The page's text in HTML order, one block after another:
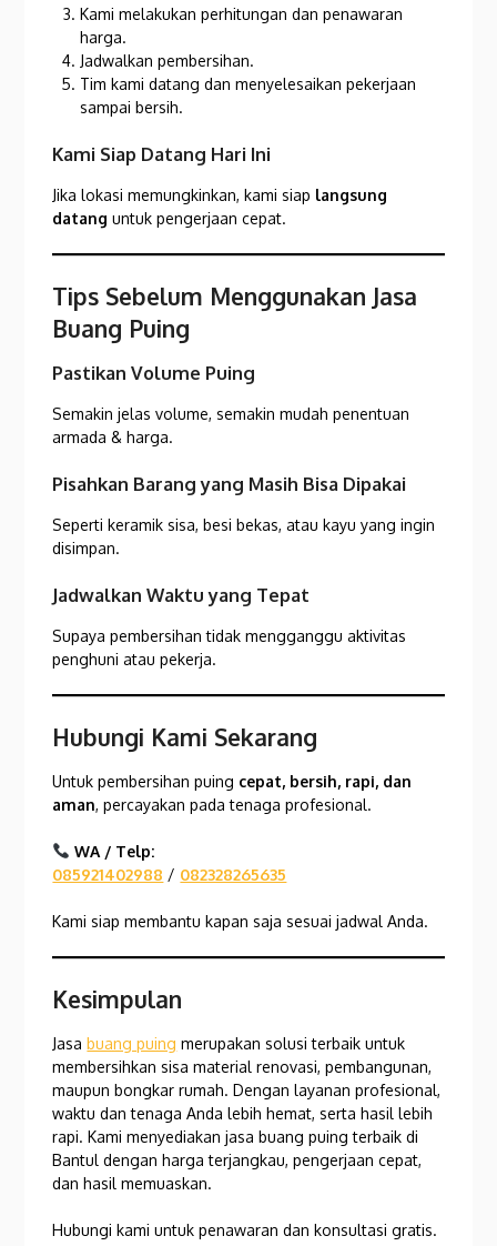
Kami melakukan perhitungan dan penawaran
harga.
Jadwalkan pembersihan.
Tim kami datang dan menyelesaikan pekerjaan
sampai bersih.
Kami Siap Datang Hari Ini
Jika lokasi memungkinkan, kami siap langsung
datang untuk pengerjaan cepat.
Tips Sebelum Menggunakan Jasa
Buang Puing
Pastikan Volume Puing
Semakin jelas volume, semakin mudah penentuan
armada & harga.
Pisahkan Barang yang Masih Bisa Dipakai
Seperti keramik sisa, besi bekas, atau kayu yang ingin
disimpan.
Jadwalkan Waktu yang Tepat
Supaya pembersihan tidak mengganggu aktivitas
penghuni atau pekerja.
Hubungi Kami Sekarang
Untuk pembersihan puing cepat, bersih, rapi, dan
aman, percayakan pada tenaga profesional.
WA / Telp:
085921402988 / 082328265635
Kami siap membantu kapan saja sesuai jadwal Anda.
Kesimpulan
Jasabuang puing merupakan solusi terbaik untuk
membersihkan sisa material renovasi, pembangunan,
maupun bongkar rumah. Dengan layanan profesional,
waktu dan tenaga Anda lebih hemat, serta hasil lebih
rapi. Kami menyediakan jasa buang puing terbaik di
Bantul dengan harga terjangkau, pengerjaan cepat,
dan hasil memuaskan.
Hubungi kami untuk penawaran dan konsultasi gratis.